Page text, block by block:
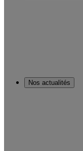
Nos actualités